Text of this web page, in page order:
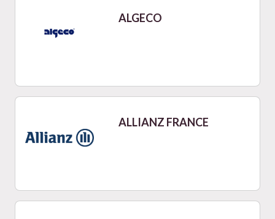
ALGECO
ALLIANZ FRANCE